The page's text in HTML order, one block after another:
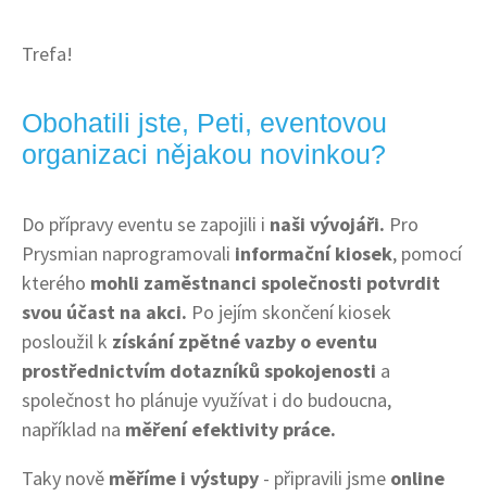
Trefa!
Obohatili jste, Peti, eventovou
organizaci nějakou novinkou?
Do přípravy eventu se zapojili i naši vývojáři. Pro
Prysmian naprogramovali informační kiosek, pomocí
kterého mohli zaměstnanci společnosti potvrdit
svou účast na akci. Po jejím skončení kiosek
posloužil k získání zpětné vazby o eventu
prostřednictvím dotazníků spokojenosti a
společnost ho plánuje využívat i do budoucna,
například na měření efektivity práce.
Taky nově měříme i výstupy - připravili jsme online